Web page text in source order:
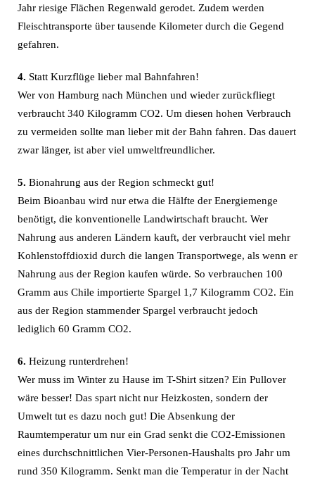
Jahr riesige Flächen Regenwald gerodet. Zudem werden
Fleischtransporte über tausende Kilometer durch die Gegend
gefahren.
4. Statt Kurzflüge lieber mal Bahnfahren!
Wer von Hamburg nach München und wieder zurückfliegt
verbraucht 340 Kilogramm CO2. Um diesen hohen Verbrauch
zu vermeiden sollte man lieber mit der Bahn fahren. Das dauert
zwar länger, ist aber viel umweltfreundlicher.
5. Bionahrung aus der Region schmeckt gut!
Beim Bioanbau wird nur etwa die Hälfte der Energiemenge
benötigt, die konventionelle Landwirtschaft braucht. Wer
Nahrung aus anderen Ländern kauft, der verbraucht viel mehr
Kohlenstoffdioxid durch die langen Transportwege, als wenn er
Nahrung aus der Region kaufen würde. So verbrauchen 100
Gramm aus Chile importierte Spargel 1,7 Kilogramm CO2. Ein
aus der Region stammender Spargel verbraucht jedoch
lediglich 60 Gramm CO2.
6. Heizung runterdrehen!
Wer muss im Winter zu Hause im T-Shirt sitzen? Ein Pullover
wäre besser! Das spart nicht nur Heizkosten, sondern der
Umwelt tut es dazu noch gut! Die Absenkung der
Raumtemperatur um nur ein Grad senkt die CO2-Emissionen
eines durchschnittlichen Vier-Personen-Haushalts pro Jahr um
rund 350 Kilogramm. Senkt man die Temperatur in der Nacht